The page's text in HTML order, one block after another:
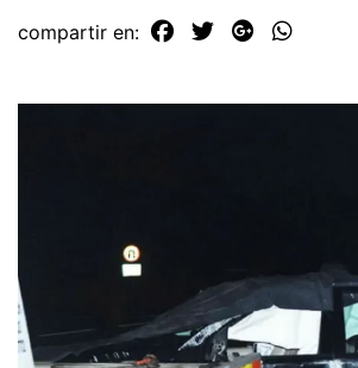
compartir en: